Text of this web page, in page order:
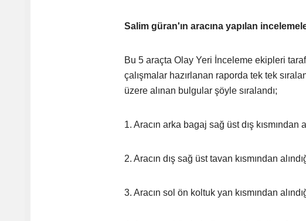
Salim güran'ın aracına yapılan
Bu 5 araçta Olay Yeri İnceleme ekipleri
çalışmalar hazırlanan raporda tek tek
üzere alınan bulgular şöyle sıralandı;
1. Aracın arka bagaj sağ üst dış kısmından
2. Aracın dış sağ üst tavan kısmından
3. Aracın sol ön koltuk yan kısmından